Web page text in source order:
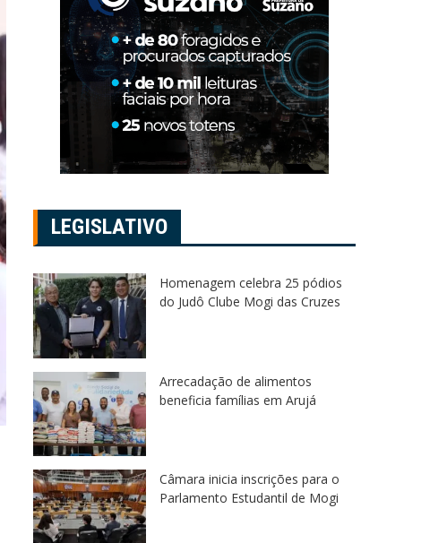
LEGISLATIVO
Homenagem celebra 25 pódios
do Judô Clube Mogi das Cruzes
Arrecadação de alimentos
beneficia famílias em Arujá
Câmara inicia inscrições para o
Parlamento Estudantil de Mogi